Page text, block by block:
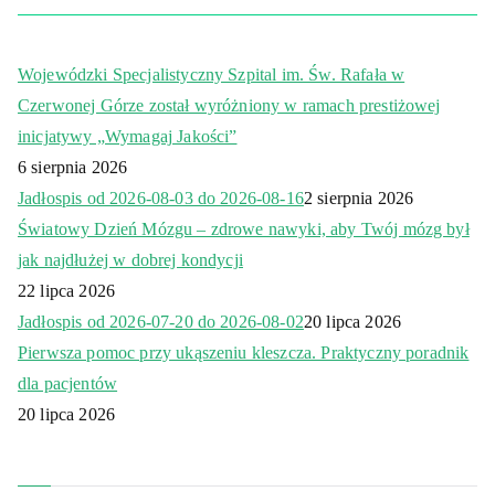
Wojewódzki Specjalistyczny Szpital im. Św. Rafała w
Czerwonej Górze został wyróżniony w ramach prestiżowej
inicjatywy „Wymagaj Jakości”
6 sierpnia 2026
Jadłospis od 2026-08-03 do 2026-08-162 sierpnia 2026
Światowy Dzień Mózgu – zdrowe nawyki, aby Twój mózg był
jak najdłużej w dobrej kondycji
22 lipca 2026
Jadłospis od 2026-07-20 do 2026-08-0220 lipca 2026
Pierwsza pomoc przy ukąszeniu kleszcza. Praktyczny poradnik
dla pacjentów
20 lipca 2026